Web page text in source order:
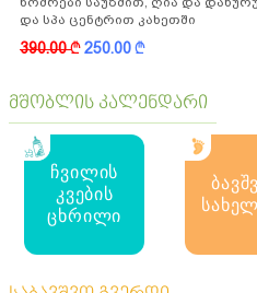
და სპა ცენტრით კახეთში
390.00k250.00k
მშობლის კალენდარი
ჩვილის
კვების
ცხრილი